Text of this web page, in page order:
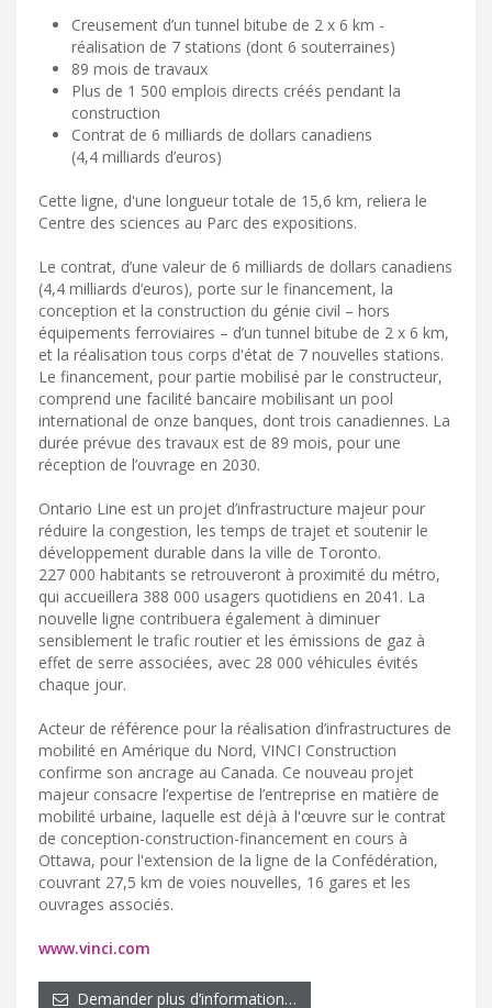
Creusement d’un tunnel bitube de 2 x 6 km -
réalisation de 7 stations (dont 6 souterraines)
89 mois de travaux
Plus de 1 500 emplois directs créés pendant la
construction
Contrat de 6 milliards de dollars canadiens
(4,4 milliards d’euros)
Cette ligne, d'une longueur totale de 15,6 km, reliera le
Centre des sciences au Parc des expositions.
Le contrat, d’une valeur de 6 milliards de dollars canadiens
(4,4 milliards d’euros), porte sur le financement, la
conception et la construction du génie civil – hors
équipements ferroviaires – d’un tunnel bitube de 2 x 6 km,
et la réalisation tous corps d'état de 7 nouvelles stations.
Le financement, pour partie mobilisé par le constructeur,
comprend une facilité bancaire mobilisant un pool
international de onze banques, dont trois canadiennes. La
durée prévue des travaux est de 89 mois, pour une
réception de l’ouvrage en 2030.
Ontario Line est un projet d’infrastructure majeur pour
réduire la congestion, les temps de trajet et soutenir le
développement durable dans la ville de Toronto.
227 000 habitants se retrouveront à proximité du métro,
qui accueillera 388 000 usagers quotidiens en 2041. La
nouvelle ligne contribuera également à diminuer
sensiblement le trafic routier et les émissions de gaz à
effet de serre associées, avec 28 000 véhicules évités
chaque jour.
Acteur de référence pour la réalisation d’infrastructures de
mobilité en Amérique du Nord, VINCI Construction
confirme son ancrage au Canada. Ce nouveau projet
majeur consacre l’expertise de l’entreprise en matière de
mobilité urbaine, laquelle est déjà à l'œuvre sur le contrat
de conception-construction-financement en cours à
Ottawa, pour l'extension de la ligne de la Confédération,
couvrant 27,5 km de voies nouvelles, 16 gares et les
ouvrages associés.
www.vinci.com
Demander plus d’information…